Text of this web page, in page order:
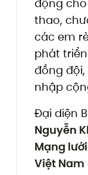
động
thao,
các em
phát
đồng
nhập
Đại diện
Nguyễn
Mạng
Việt Nam